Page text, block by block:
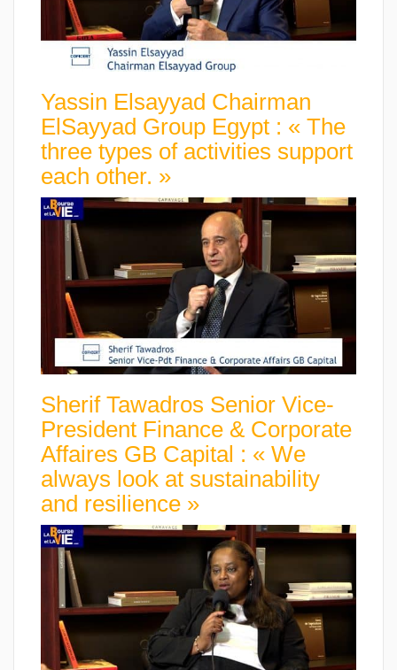
Yassin Elsayyad Chairman
ElSayyad Group Egypt : « The
three types of activities support
each other. »
Sherif Tawadros Senior Vice-
President Finance & Corporate
Affaires GB Capital : « We
always look at sustainability
and resilience »